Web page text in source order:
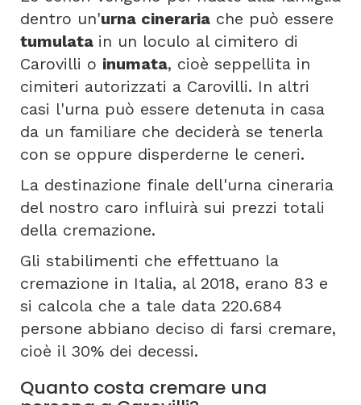
dentro un'urna cineraria che può essere
tumulata in un loculo al cimitero di
Carovilli o inumata, cioè seppellita in
cimiteri autorizzati a Carovilli. In altri
casi l'urna può essere detenuta in casa
da un familiare che deciderà se tenerla
con se oppure disperderne le ceneri.
La destinazione finale dell'urna cineraria
del nostro caro influirà sui prezzi totali
della cremazione.
Gli stabilimenti che effettuano la
cremazione in Italia, al 2018, erano 83 e
si calcola che a tale data 220.684
persone abbiano deciso di farsi cremare,
cioè il 30% dei decessi.
Quanto costa cremare una